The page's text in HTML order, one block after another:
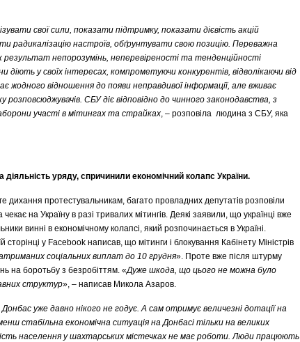
свої сили, показати підтримку, показати дієвість акцій
радикалізацію настроїв, обґрунтувати свою позицію. Переважна
результат непорозумінь, неперевіреності та тенденційності
у своїх інтересах, компрометуючи конкурентів, відволікаючи від
жодного відношення до появи неправдивої інформації, але вживає
розповсюджувачів. СБУ діє відповідно до чинного законодавства, з
участі в мітингах та страйках, – розповіла людина з СБУ, яка
діяльність уряду,спричинили економічний колапс України.
дихання протестувальникам, багато провладних депутатів розповіли
на Україну в разі тривалих мітингів. Деякі заявили, що українці вже
винні в економічному колапсі, який розпочинається в Україні.
у Facebook написав, що мітинги і блокування Кабінету Міністрів
соціальних виплат до 10 грудня». Проте вже після штурму
на боротьбу з безробіттям. «Дуже шкода, що цього не можна було
структур», – написав Микола Азаров.
уже давно нікого не годує. А сам отримує величезні дотації на
стабільна економічна ситуація на Донбасі тільки на великих
населення у шахтарських містечках не має роботи. Люди працюють